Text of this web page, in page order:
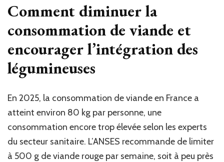
Comment diminuer la
consommation de viande et
encourager l’intégration des
légumineuses
En 2025, la consommation de viande en France a
atteint environ 80 kg par personne, une
consommation encore trop élevée selon les experts
du secteur sanitaire. L’ANSES recommande de limiter
à 500 g de viande rouge par semaine, soit à peu près